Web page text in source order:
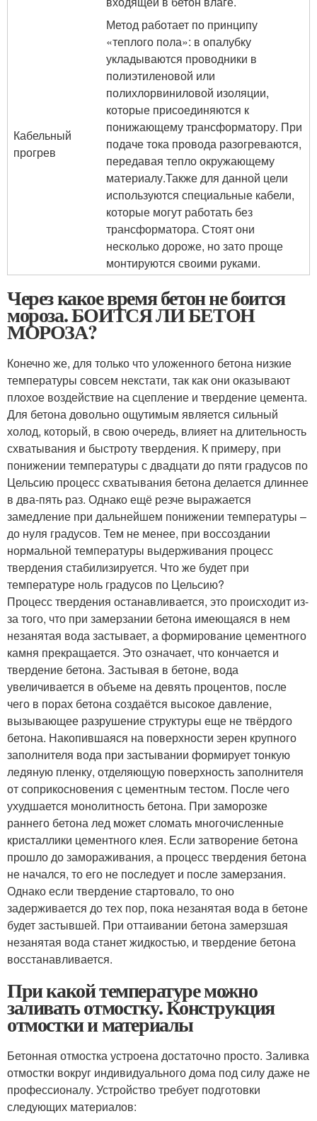
Кабельный
прогрев
Метод работает по принципу
«теплого пола»: в опалубку
укладываются проводники в
полиэтиленовой или
полихлорвиниловой изоляции,
которые присоединяются к
понижающему трансформатору. При
подаче тока провода разогреваются,
передавая тепло окружающему
материалу.Также для данной цели
используются специальные кабели,
которые могут работать без
трансформатора. Стоят они
несколько дороже, но зато проще
монтируются своими руками.
Через какое время бетон не боится
мороза. БОИТСЯ ЛИ БЕТОН
МОРОЗА?
Конечно же, для только что уложенного бетона низкие
температуры совсем некстати, так как они оказывают
плохое воздействие на сцепление и твердение цемента.
Для бетона довольно ощутимым является сильный
холод, который, в свою очередь, влияет на длительность
схватывания и быстроту твердения. К примеру, при
понижении температуры с двадцати до пяти градусов по
Цельсию процесс схватывания бетона делается длиннее
в два-пять раз. Однако ещё резче выражается
замедление при дальнейшем понижении температуры –
до нуля градусов. Тем не менее, при воссоздании
нормальной температуры выдерживания процесс
твердения стабилизируется. Что же будет при
температуре ноль градусов по Цельсию?
Процесс твердения останавливается, это происходит из-
за того, что при замерзании бетона имеющаяся в нем
незанятая вода застывает, а формирование цементного
камня прекращается. Это означает, что кончается и
твердение бетона. Застывая в бетоне, вода
увеличивается в объеме на девять процентов, после
чего в порах бетона создаётся высокое давление,
вызывающее разрушение структуры еще не твёрдого
бетона. Накопившаяся на поверхности зерен крупного
заполнителя вода при застывании формирует тонкую
ледяную пленку, отделяющую поверхность заполнителя
от соприкосновения с цементным тестом. После чего
ухудшается монолитность бетона. При заморозке
раннего бетона лед может сломать многочисленные
кристаллики цементного клея. Если затворение бетона
прошло до замораживания, а процесс твердения бетона
не начался, то его не последует и после замерзания.
Однако если твердение стартовало, то оно
задерживается до тех пор, пока незанятая вода в бетоне
будет застывшей. При оттаивании бетона замерзшая
незанятая вода станет жидкостью, и твердение бетона
восстанавливается.
При какой температуре можно
заливать отмостку. Конструкция
отмостки и материалы
Бетонная отмостка устроена достаточно просто. Заливка
отмостки вокруг индивидуального дома под силу даже не
профессионалу. Устройство требует подготовки
следующих материалов: